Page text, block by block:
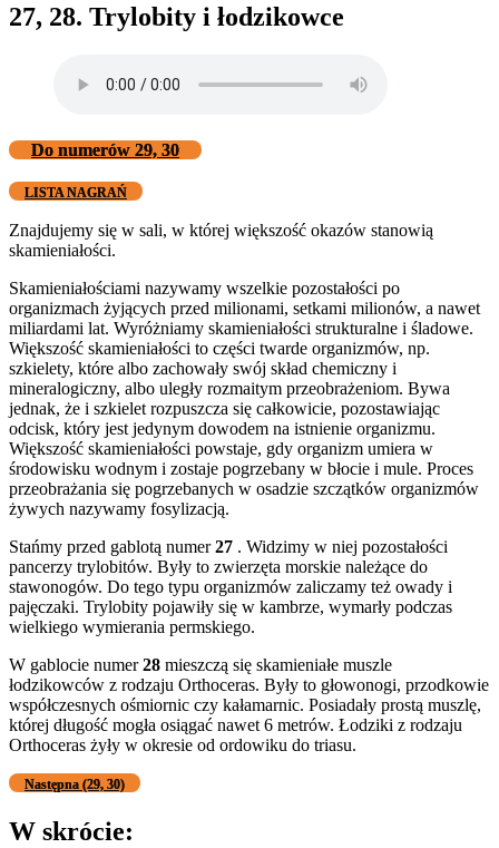
27, 28. Trylobity i łodzikowce
Do numerów 29, 30
LISTA NAGRAŃ
Znajdujemy się w sali, w której większość okazów stanowią
skamieniałości.
Skamieniałościami nazywamy wszelkie pozostałości po
organizmach żyjących przed milionami, setkami milionów, a nawet
miliardami lat. Wyróżniamy skamieniałości strukturalne i śladowe.
Większość skamieniałości to części twarde organizmów, np.
szkielety, które albo zachowały swój skład chemiczny i
mineralogiczny, albo uległy rozmaitym przeobrażeniom. Bywa
jednak, że i szkielet rozpuszcza się całkowicie, pozostawiając
odcisk, który jest jedynym dowodem na istnienie organizmu.
Większość skamieniałości powstaje, gdy organizm umiera w
środowisku wodnym i zostaje pogrzebany w błocie i mule. Proces
przeobrażania się pogrzebanych w osadzie szczątków organizmów
żywych nazywamy fosylizacją.
Stańmy przed gablotą numer27 . Widzimy w niej pozostałości
pancerzy trylobitów. Były to zwierzęta morskie należące do
stawonogów. Do tego typu organizmów zaliczamy też owady i
pajęczaki. Trylobity pojawiły się w kambrze, wymarły podczas
wielkiego wymierania permskiego.
W gablocie numer28 mieszczą się skamieniałe muszle
łodzikowców z rodzaju Orthoceras. Były to głowonogi, przodkowie
współczesnych ośmiornic czy kałamarnic. Posiadały prostą muszlę,
której długość mogła osiągać nawet 6 metrów. Łodziki z rodzaju
Orthoceras żyły w okresie od ordowiku do triasu.
Następna (29, 30)
W skrócie: